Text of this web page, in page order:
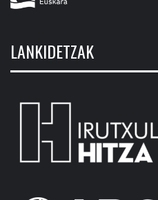
LANKIDETZAK